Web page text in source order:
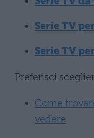
Serie TV
Serie TV
Preferisci
Come
vedere